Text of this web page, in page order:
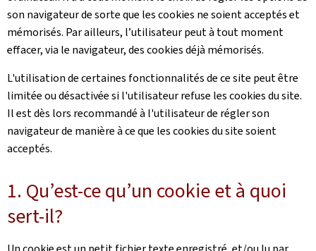
son navigateur de sorte que les cookies ne soient acceptés et
mémorisés. Par ailleurs, l’utilisateur peut à tout moment
effacer, via le navigateur, des cookies déjà mémorisés.
L'utilisation de certaines fonctionnalités de ce site peut être
limitée ou désactivée si l'utilisateur refuse les cookies du site.
Il est dès lors recommandé à l'utilisateur de régler son
navigateur de manière à ce que les cookies du site soient
acceptés.
1. Qu’est-ce qu’un cookie et à quoi
sert-il?